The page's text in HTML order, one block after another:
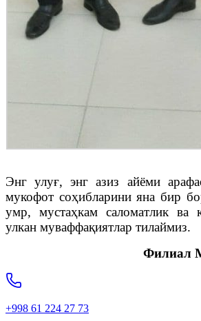
Энг улуғ, энг азиз айёми
мукофот соҳибларини яна бир
умр, мустаҳкам саломатлик ва
улкан муваффақиятлар тилаймиз.
Филиал
+998 61 224 27 73